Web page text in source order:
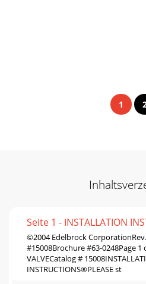
1
Seite 1 - INSTALLATION
©2004 Edelbrock
#15008Brochure #63-0248Page 1
VALVECatalog #
INSTRUCTIONS®PLEASE st